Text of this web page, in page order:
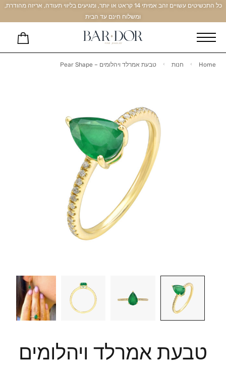
כל התכשיטים עשויים זהב אמיתי 14 קראט או יותר, ומגיעים בליווי תעודה, אריזה מהודרת,
ומשלוח חינם עד הבית
Home חנות טבעת אמרלד ויהלומים – Pear Shape
טבעת אמרלד ויהלומים